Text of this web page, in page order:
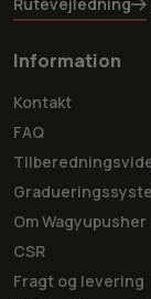
Rutevejledning
Information
Kontakt
FAQ
Om Wagyupusher
CSR
Fragt og levering